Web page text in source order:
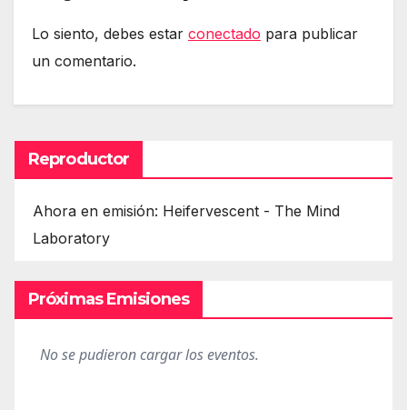
Lo siento, debes estar conectado para publicar
un comentario.
Reproductor
Ahora en emisión: Heifervescent - The Mind
Laboratory
Próximas Emisiones